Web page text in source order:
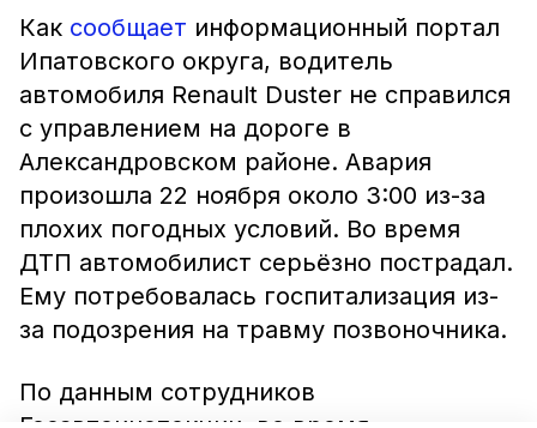
Как сообщает информационный портал
Ипатовского округа, водитель
автомобиля Renault Duster не справился
с управлением на дороге в
Александровском районе. Авария
произошла 22 ноября около 3:00 из-за
плохих погодных условий. Во время
ДТП автомобилист серьёзно пострадал.
Ему потребовалась госпитализация из-
за подозрения на травму позвоночника.
По данным сотрудников